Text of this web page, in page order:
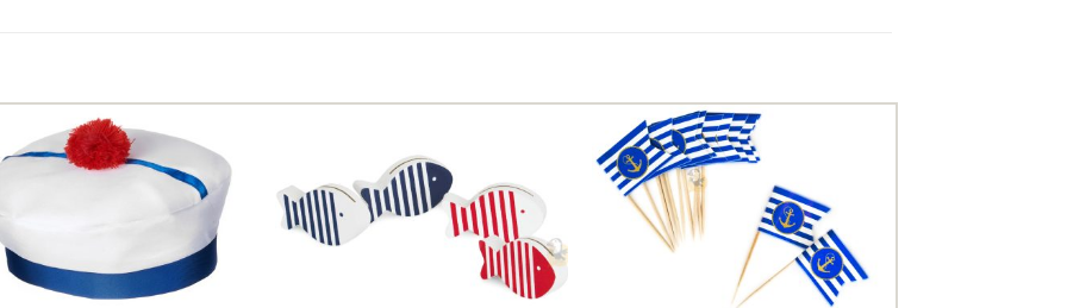
Ajouter
aux
favoris
Ajouter
aux
favoris
favoris